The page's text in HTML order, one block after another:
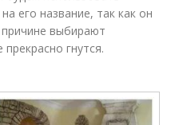
его название, так как он
выбирают
гнутся.